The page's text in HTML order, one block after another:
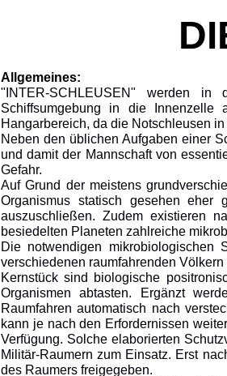
Allgemeines:
"INTER-SCHLEUSEN" werden in
Schiffsumgebung in die Innenzelle
Hangarbereich, da die Notschleusen
Neben den üblichen Aufgaben einer
und damit der Mannschaft von
Gefahr.
Auf Grund der meistens
Organismus statisch gesehen eher
auszuschließen. Zudem existieren
besiedelten Planeten zahlreiche
Die notwendigen mikrobiologischen
verschiedenen raumfahrenden
Kernstück sind biologische
Organismen abtasten. Ergänzt
Raumfahren automatisch nach
kann je nach den Erfordernissen
Verfügung. Solche elaborierten
Militär-Raumern zum Einsatz. Erst
des Raumers freigegeben.